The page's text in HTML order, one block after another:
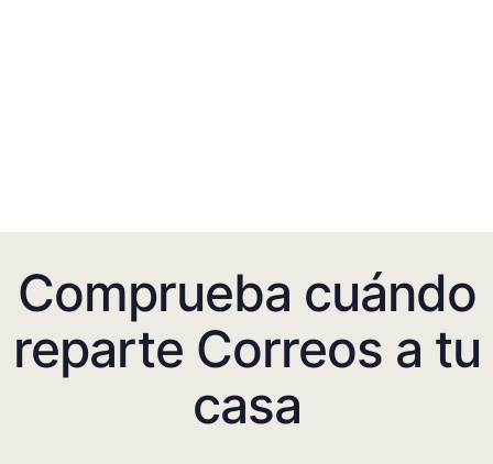
Comprueba cuándo
reparte Correos a tu
casa